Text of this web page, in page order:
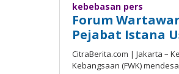
kebebasan pers
Forum
Pejabat Istana
CitraBerita.com | Jakarta –
Kеbаngѕааn (FWK)